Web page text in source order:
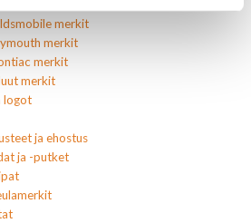
merkit
merkit
merkit
merkit
logot
ja ehostus
ja -putket